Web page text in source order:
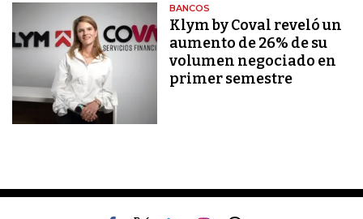
BANCOS
Klym by Coval reveló un
aumento de 26% de su
volumen negociado en
primer semestre